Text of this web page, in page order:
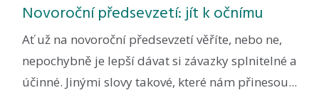
Novoroční předsevzetí: jít k očnímu
Ať už na novoroční předsevzetí věříte, nebo ne,
nepochybně je lepší dávat si závazky splnitelné a
účinné. Jinými slovy takové, které nám přinesou...